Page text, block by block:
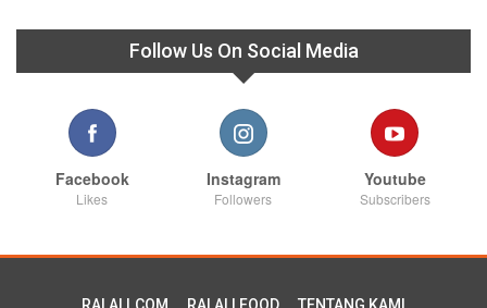
Follow Us On Social Media
Facebook
Likes
Instagram
Followers
Youtube
Subscribers
RALALI.COM RALALI FOOD TENTANG KAMI